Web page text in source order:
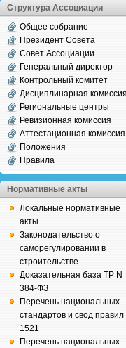
Структура Ассоциации
Общее собрание
Президент Совета
Совет Ассоциации
Генеральный директор
Контрольный комитет
Дисциплинарная комиссия
Региональные центры
Ревизионная комиссия
Аттестационная комиссия
Положения
Правила
Нормативные акты
Локальные нормативные
акты
Законодательство о
саморегулировании в
строительстве
Доказательная база ТР N
384-ФЗ
Перечень национальных
стандартов и свод правил
1521
Перечень национальных